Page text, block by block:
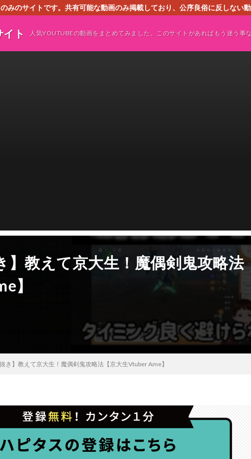
みのサイトです。共有可能な動画のみ掲載しており、公序良俗に反しな
イト 人気YOUTUBEの動画をまとめてみました。このサイトがあればもう迷う事
】教えて京大生！魔偶剣鬼攻略法
】
抜き】教えて京大生！魔偶剣鬼攻略法【京大生Vtuber Ame】